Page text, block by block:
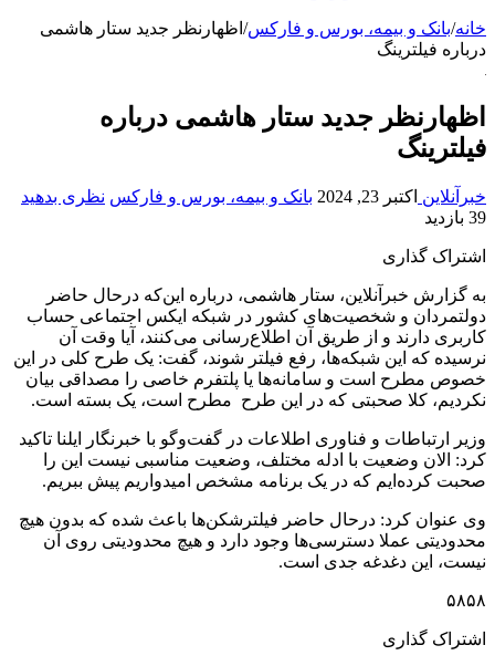
خانه/بانک و بیمه، بورس و فارکس/ اظهارنظر جدید ستار هاشمی
درباره فیلترینگ
اظهارنظر جدید ستار هاشمی درباره
فیلترینگ
خبرآنلاین اکتبر 23, 2024 بانک و بیمه، بورس و فارکس نظری بدهید
39 بازدید
اشتراک گذاری
به گزارش خبرآنلاین، ستار هاشمی، درباره این‌که درحال حاضر
دولتمردان و شخصیت‌های کشور در شبکه ایکس اجتماعی حساب
کاربری دارند و از طریق آن اطلاع‌رسانی می‌کنند، آیا وقت آن
نرسیده که این شبکه‌ها، رفع فیلتر شوند، گفت: یک طرح کلی در این
خصوص مطرح است و سامانه‌ها یا پلتفرم خاصی را مصداقی بیان
نکردیم، کلا صحبتی که در این طرح مطرح است، یک بسته است.
وزیر ارتباطات و فناوری اطلاعات در گفت‌وگو با خبرنگار ایلنا تاکید
کرد: الان وضعیت با ادله مختلف، وضعیت مناسبی نیست این را
صحبت کرده‌ایم که در یک برنامه مشخص امیدواریم پیش ببریم.
وی عنوان کرد: درحال حاضر فیلترشکن‌ها باعث شده که بدون هیچ
محدودیتی عملا دسترسی‌ها وجود دارد و هیچ محدودیتی روی آن
نیست، این دغدغه جدی است.
۵۸۵۸
اشتراک گذاری